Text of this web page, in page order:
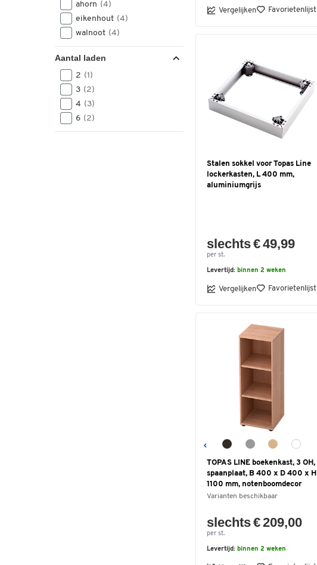
ahorn (4)
eikenhout (4)
walnoot (4)
Aantal laden
2 (1)
3 (2)
4 (3)
6 (2)
Vergelijken Favorietenlijst
Stalen sokkel voor Topas Line
lockerkasten, L 400 mm,
aluminiumgrijs
slechts € 49,99
per st.
Levertijd: binnen 2 weken
Vergelijken Favorietenlijst
TOPAS LINE boekenkast, 3 OH,
spaanplaat, B 400 x D 400 x H
1100 mm, notenboomdecor
Varianten beschikbaar
slechts € 209,00
per st.
Levertijd: binnen 2 weken